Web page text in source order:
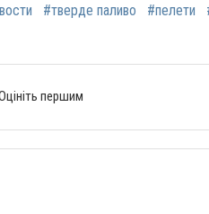
#тверде паливо #пелети
першим